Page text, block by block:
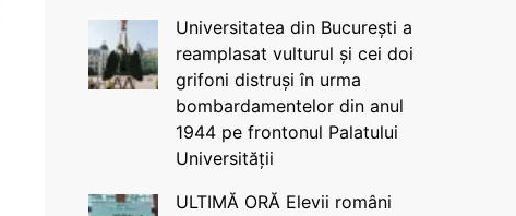
Universitatea din București a
reamplasat vulturul și cei doi
grifoni distruși în urma
bombardamentelor din anul
1944 pe frontonul Palatului
Universității
ULTIMĂ ORĂ Elevii români